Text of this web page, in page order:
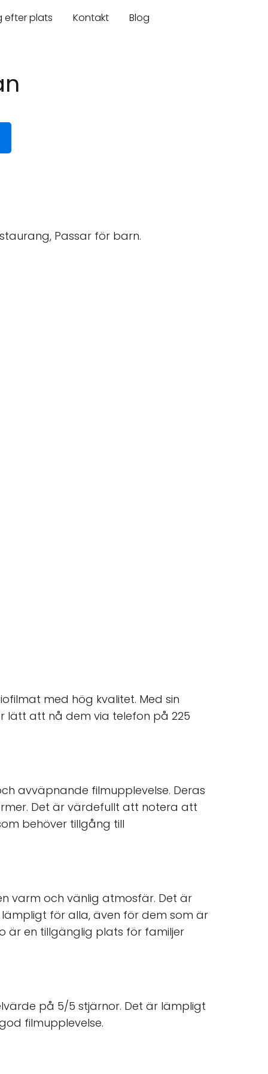
efter plats Kontakt Blog
Passar för barn.
med hög kvalitet. Med sin
lätt att nå dem via telefon på 225
avväpnande filmupplevelse. Deras
Det är värdefullt att notera att
behöver tillgång till
varm och vänlig atmosfär. Det är
för alla, även för dem som är
är en tillgänglig plats för familjer
på 5/5 stjärnor. Det är lämpligt
filmupplevelse.